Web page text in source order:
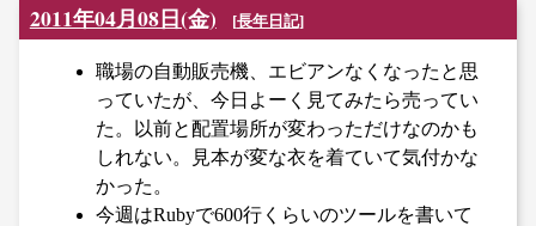
2011年04月08日(金) [長年日記]
職場の自動販売機、エビアンなくなったと思
っていたが、今日よーく見てみたら売ってい
た。以前と配置場所が変わっただけなのかも
しれない。見本が変な衣を着ていて気付かな
かった。
今週はRubyで600行くらいのツールを書いて